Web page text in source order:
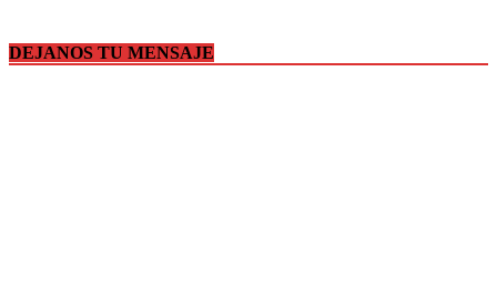
DEJANOS TU MENSAJE